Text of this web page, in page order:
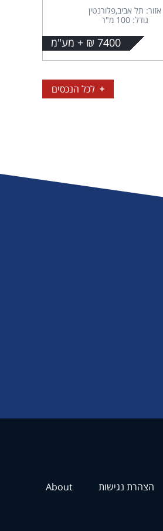
אזור: תל אביב,פלורנטין
גודל: 100 מ"ר
7400 ₪ + מע"מ
לכל הנכסים
הצהרת נגישות About